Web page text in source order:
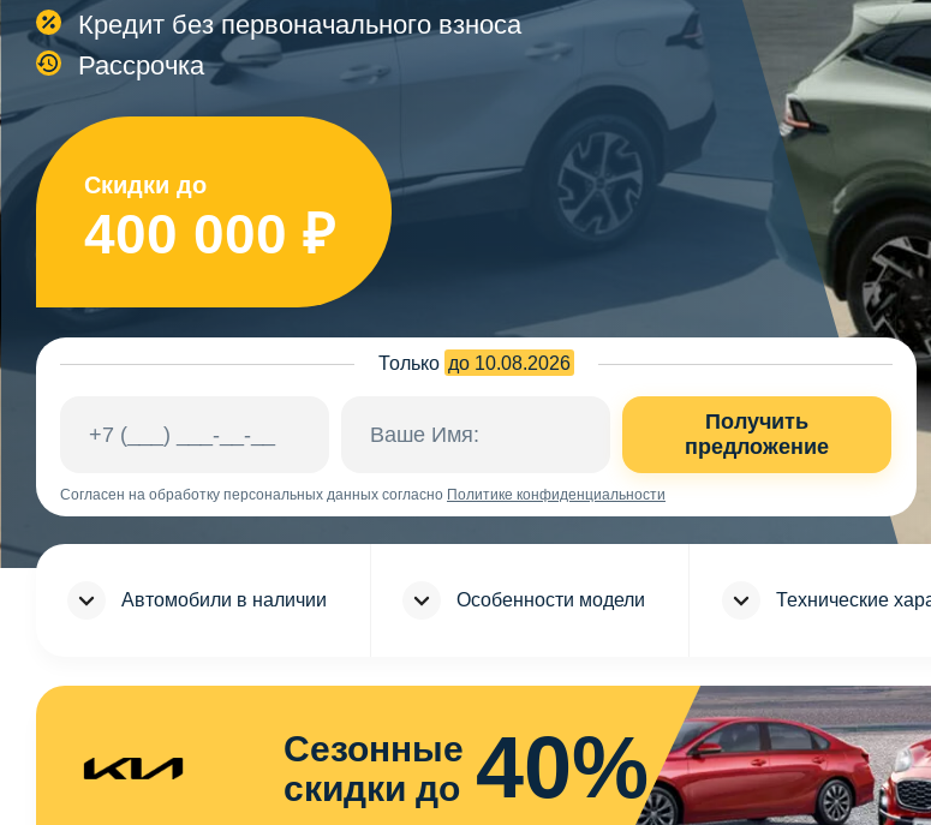
Кредит без первоначального взноса
Рассрочка
Скидки до
400 000 ₽
Только до 10.08.2026
Получить
предложение
Согласен на обработку персональных данных согласно Политике конфиденциальности
Автомобили в наличии Особенности модели Технические
Сезонные
скидки до 40%